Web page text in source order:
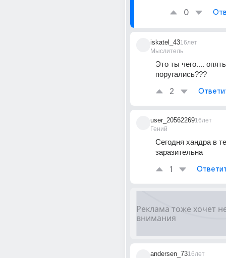
0
iskatel_43
Мыслитель
16лет
Это ты чего.... опять
поругались???
2
user_20562269
Гений
16лет
Сегодня хандра в
заразительна
1
andersen_7316лет